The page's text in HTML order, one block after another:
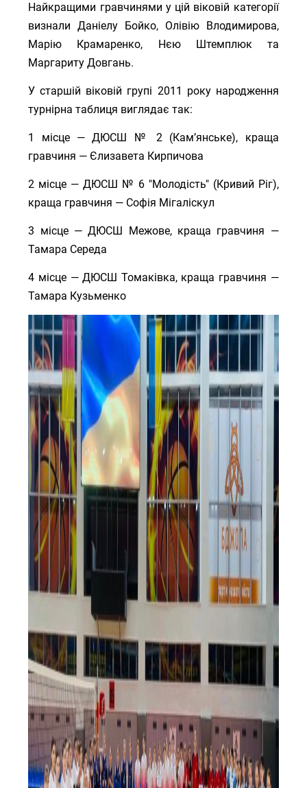
Найкращими гравчинями у цій віковій категорії
визнали Даніелу Бойко, Олівію Влодимирова,
Марію Крамаренко, Нєю Штемплюк та
Маргариту Довгань.
У старшій віковій групі 2011 року народження
турнірна таблиця виглядає так:
1 місце — ДЮСШ № 2 (Кам’янське), краща
гравчиня — Єлизавета Кирпичова
2 місце — ДЮСШ № 6 "Молодість" (Кривий Ріг),
краща гравчиня — Софія Мігаліскул
3 місце — ДЮСШ Межове, краща гравчиня —
Тамара Середа
4 місце — ДЮСШ Томаківка, краща гравчиня —
Тамара Кузьменко